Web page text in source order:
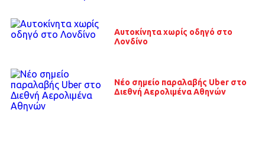
Αυτοκίνητα χωρίς οδηγό στο
Λονδίνο
Νέο σημείο παραλαβής Uber στο
Διεθνή Αερολιμένα Αθηνών